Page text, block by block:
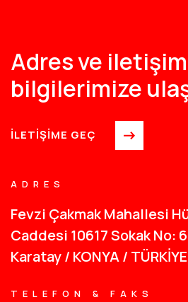
Adres ve iletişim
bilgilerimize
İLETİŞİME GEÇ
ADRES
Fevzi Çakmak Mahallesi
Caddesi 10617 Sokak No: 6
Karatay / KONYA / TÜRKİYE
TELEFON & FAKS